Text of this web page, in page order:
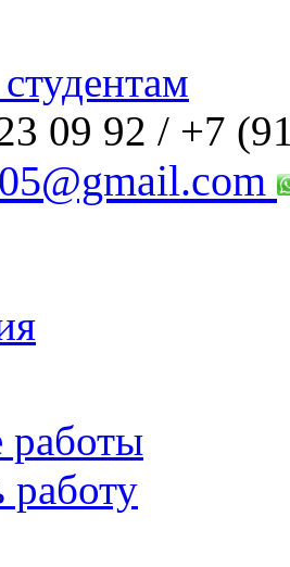
09 92 / +7
работы
работу